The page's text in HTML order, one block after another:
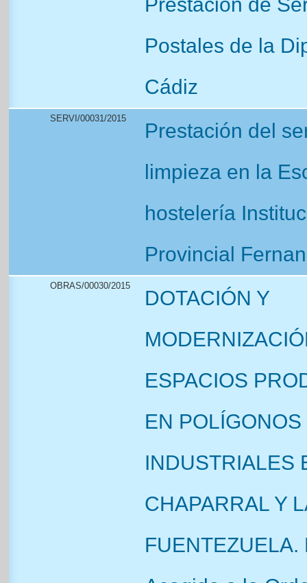
Postales de la
Cádiz
SERVI/00031/2015
Prestación del
limpieza en la
hostelería
Provincial
OBRAS/00030/2015
DOTACIÓN Y
ESPACIOS
EN POLÍGONOS
INDUSTRIALES
CHAPARRAL Y
FUENTEZUELA.